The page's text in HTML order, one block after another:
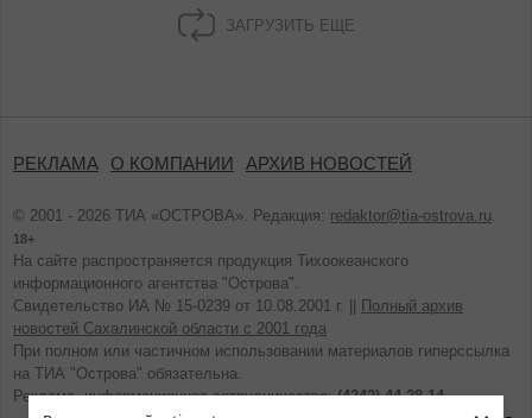
ЗАГРУЗИТЬ ЕЩЕ
РЕКЛАМА О КОМПАНИИ АРХИВ НОВОСТЕЙ
© 2001 - 2026 ТИА «ОСТРОВА». Редакция: redaktor@tia-ostrova.ru.
18+
На сайте распространяется продукция Тихоокеанского
информационного агентства "Острова".
Свидетельство ИА № 15-0239 от 10.08.2001 г. ||
Полный архив
новостей Сахалинской области с 2001 года
При полном или частичном использовании материалов гиперссылка
на ТИА "Острова" обязательна.
Реклама, информационное сотрудничество:(4242) 44-28-14.